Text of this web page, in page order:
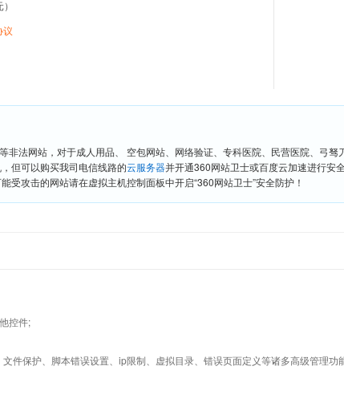
议
法网站，对于成人用品、 空包网站、网络验证、专科医院、民营医院、弓驽
但可以购买我司电信线路的云服务器并开通360网站卫士或百度云加速进行安
受攻击的网站请在虚拟主机控制面板中开启“360网站卫士”安全防护！
控件;
件保护、脚本错误设置、ip限制、虚拟目录、错误页面定义等诸多高级管理功